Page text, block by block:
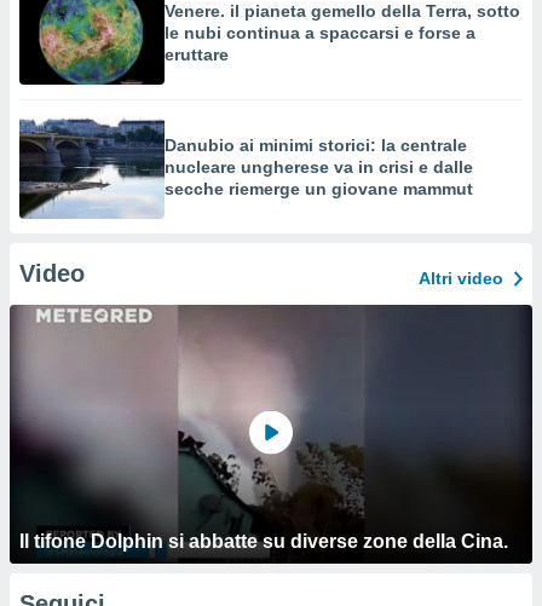
Venere. il pianeta gemello della Terra, sotto
le nubi continua a spaccarsi e forse a
eruttare
Danubio ai minimi storici: la centrale
nucleare ungherese va in crisi e dalle
secche riemerge un giovane mammut
Video Altri video
Il tifone Dolphin si abbatte su diverse zone della Cina.